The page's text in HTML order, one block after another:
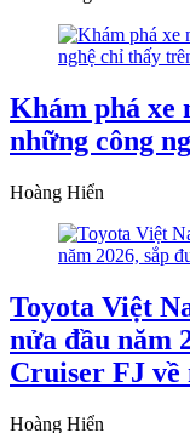
Khám phá xe
những công
Hoàng Hiển
Toyota Việt
nửa đầu năm
Cruiser FJ về
Hoàng Hiển